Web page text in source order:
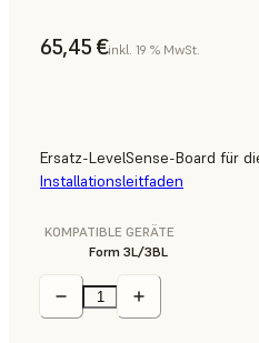
65,45 €inkl. 19 % MwSt.
Ersatz-LevelSense-Board für
Installationsleitfaden
KOMPATIBLE GERÄTE
Form 3L/3BL